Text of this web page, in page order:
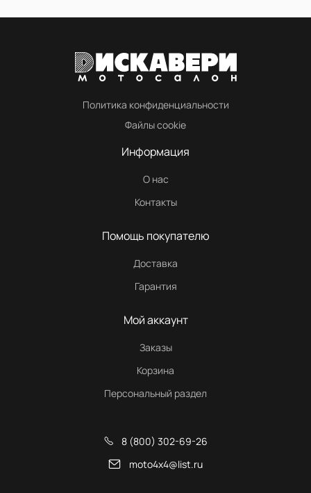
Политика конфиденциальности
Файлы cookie
Информация
О нас
Контакты
Помощь покупателю
Доставка
Гарантия
Мой аккаунт
Заказы
Корзина
Персональный раздел
8 (800) 302-69-26
moto4x4@list.ru